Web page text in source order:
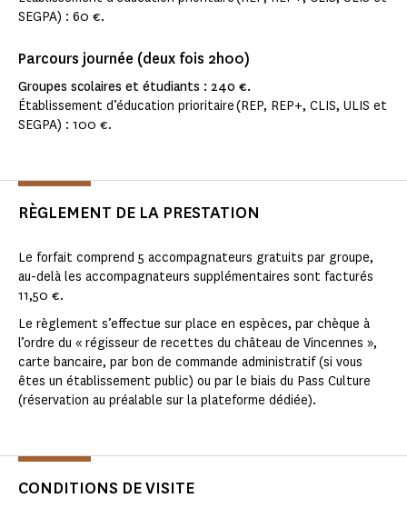
SEGPA) : 60 €.
Parcours journée (deux fois 2h00)
Groupes scolaires et étudiants : 240 €.
Établissement d’éducation prioritaire (REP, REP+, CLIS, ULIS et
SEGPA) : 100 €.
RÈGLEMENT DE LA PRESTATION
Le forfait comprend 5 accompagnateurs gratuits par groupe,
au-delà les accompagnateurs supplémentaires sont facturés
11,50 €.
Le règlement s’effectue sur place en espèces, par chèque à
l’ordre du « régisseur de recettes du château de Vincennes »,
carte bancaire, par bon de commande administratif (si vous
êtes un établissement public) ou par le biais du Pass Culture
(réservation au préalable sur la plateforme dédiée).
CONDITIONS DE VISITE